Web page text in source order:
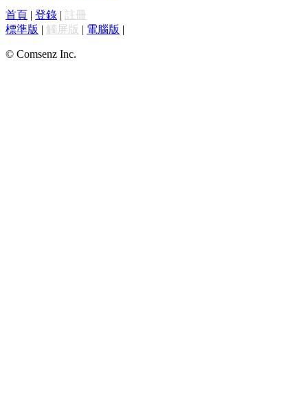
首頁 | 登錄 | 註冊
標準版 | 觸屏版 | 電腦版 |
© Comsenz Inc.